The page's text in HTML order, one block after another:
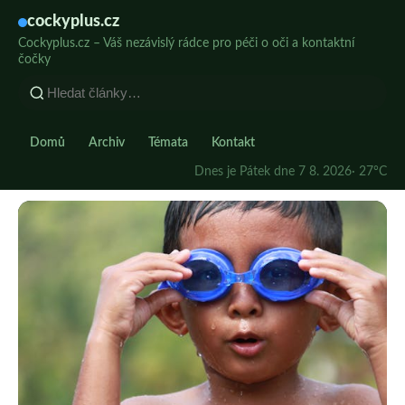
cockyplus.cz
Cockyplus.cz – Váš nezávislý rádce pro péči o oči a kontaktní
čočky
Domů Archiv Témata Kontakt
Dnes je Pátek dne 7 8. 2026· 27°C